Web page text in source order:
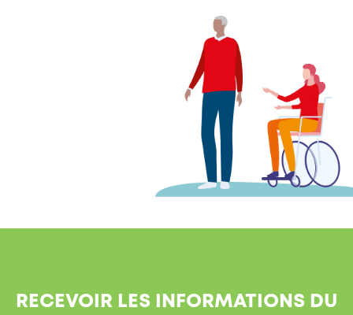
RECEVOIR LES INFORMATIONS DU